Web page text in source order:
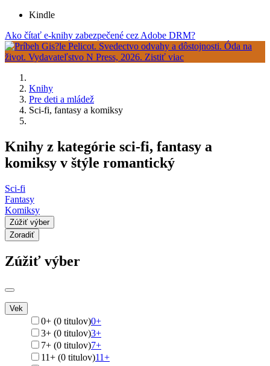
Kindle
Ako čítať e-knihy zabezpečené cez Adobe DRM?
Knihy
Pre deti a mládež
Sci-fi, fantasy a komiksy
Knihy z kategórie sci-fi, fantasy a
komiksy v štýle romantický
Sci-fi
Fantasy
Komiksy
Zúžiť výber
Zoradiť
Zúžiť výber
Vek
0+ (0 titulov)0+
3+ (0 titulov)3+
7+ (0 titulov)7+
11+ (0 titulov)11+